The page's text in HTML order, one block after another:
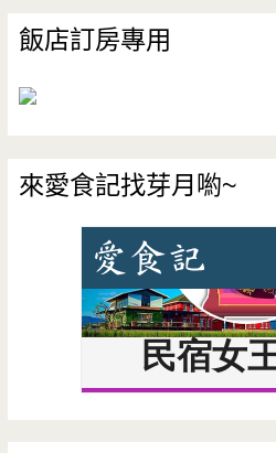
飯店訂房專用
來愛食記找芽月喲~